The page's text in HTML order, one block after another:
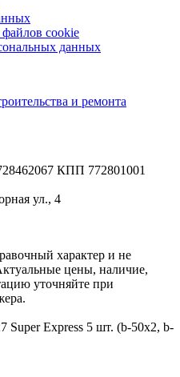
cookie
данных
и ремонта
КПП 772801001
ул., 4
характер и не
цены, наличие,
уточняйте при
Super Express 5 шт. (b-50x2, b-